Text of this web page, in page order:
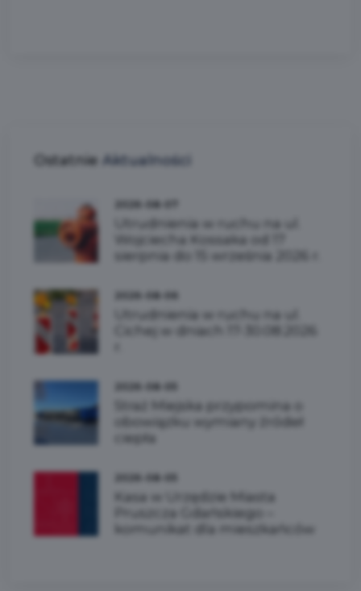
Ostatnie Aktualności
2026-08-07
Utrudnienia w ruchu na ul.
Wojciecha Kossaka od 17
sierpnia do 15 września 2026 r.
2026-08-06
Utrudnienia w ruchu na ul.
Cichej w dniach 17-30.08.2026
2026-08-05
Straż Miejska przypomina o
obowiązku wymiany źródeł
ciepła
2026-08-05
Kasa w Urzędzie Miasta
Pruszcza Gdańskiego –
komunikat dla mieszkańców